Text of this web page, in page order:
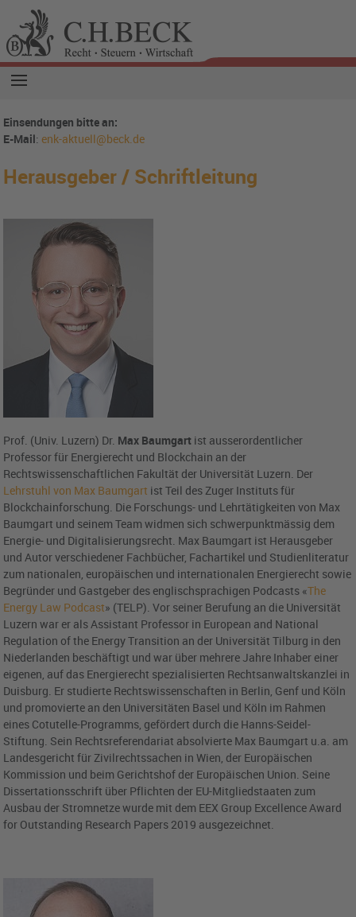
Einsendungen bitte an:
E-Mail: enk-aktuell@beck.de
Herausgeber / Schriftleitung
Prof. (Univ. Luzern) Dr. Max Baumgart ist ausserordentlicher
Professor für Energierecht und Blockchain an der
Rechtswissenschaftlichen Fakultät der Universität Luzern. Der
Lehrstuhl von Max Baumgart ist Teil des Zuger Instituts für
Blockchainforschung. Die Forschungs- und Lehrtätigkeiten von Max
Baumgart und seinem Team widmen sich schwerpunktmässig dem
Energie- und Digitalisierungsrecht. Max Baumgart ist Herausgeber
und Autor verschiedener Fachbücher, Fachartikel und Studienliteratur
zum nationalen, europäischen und internationalen Energierecht sowie
Begründer und Gastgeber des englischsprachigen Podcasts «The
Energy Law Podcast» (TELP). Vor seiner Berufung an die Universität
Luzern war er als Assistant Professor in European and National
Regulation of the Energy Transition an der Universität Tilburg in den
Niederlanden beschäftigt und war über mehrere Jahre Inhaber einer
eigenen, auf das Energierecht spezialisierten Rechtsanwaltskanzlei in
Duisburg. Er studierte Rechtswissenschaften in Berlin, Genf und Köln
und promovierte an den Universitäten Basel und Köln im Rahmen
eines Cotutelle-Programms, gefördert durch die Hanns-Seidel-
Stiftung. Sein Rechtsreferendariat absolvierte Max Baumgart u.a. am
Landesgericht für Zivilrechtssachen in Wien, der Europäischen
Kommission und beim Gerichtshof der Europäischen Union. Seine
Dissertationsschrift über Pflichten der EU-Mitgliedstaaten zum
Ausbau der Stromnetze wurde mit dem EEX Group Excellence Award
for Outstanding Research Papers 2019 ausgezeichnet.